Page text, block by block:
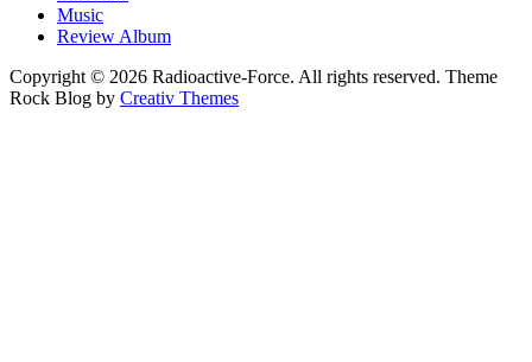
Music
Review Album
Copyright © 2026 Radioactive-Force. All rights reserved. Theme
Rock Blog by Creativ Themes